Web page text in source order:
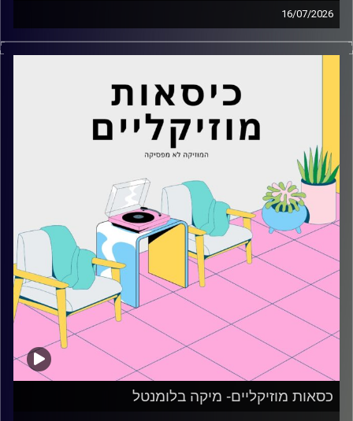
16/07/2026
כסאות מוזיקליים עם מיקה בלומנטל
כסאות מוזיקליים- מיקה בלומנטל